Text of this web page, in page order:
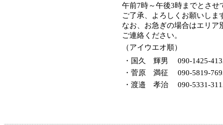
午前7時～午後3時までとさせ
ご了承、よろしくお願いしま
なお、お急ぎの場合はエリア
ご連絡ください。
（アイウエオ順）
・国久 輝男
090-1425-
・菅原 満征
090-5819-
・渡邉 孝治
090-5331-